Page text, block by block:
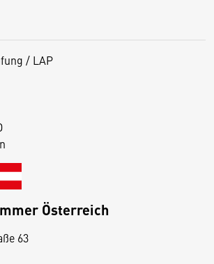
/ LAP
Österreich
63